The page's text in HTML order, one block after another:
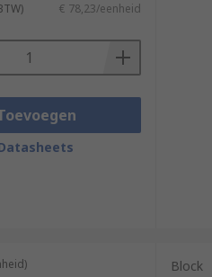
€ 78,23/eenheid
Block